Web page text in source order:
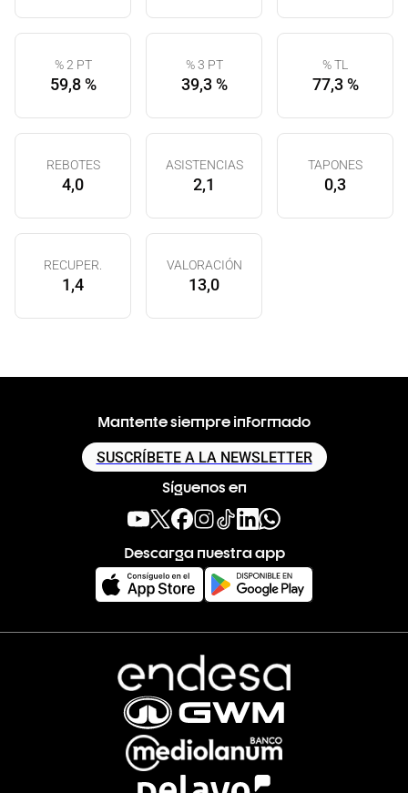
% 2 PT
59,8 %
% 3 PT
39,3 %
% TL
77,3 %
REBOTES
4,0
ASISTENCIAS
2,1
TAPONES
0,3
RECUPER.
1,4
VALORACIÓN
13,0
Mantente siempre informado
SUSCRÍBETE A LA NEWSLETTER
Síguenos en
Descarga nuestra app